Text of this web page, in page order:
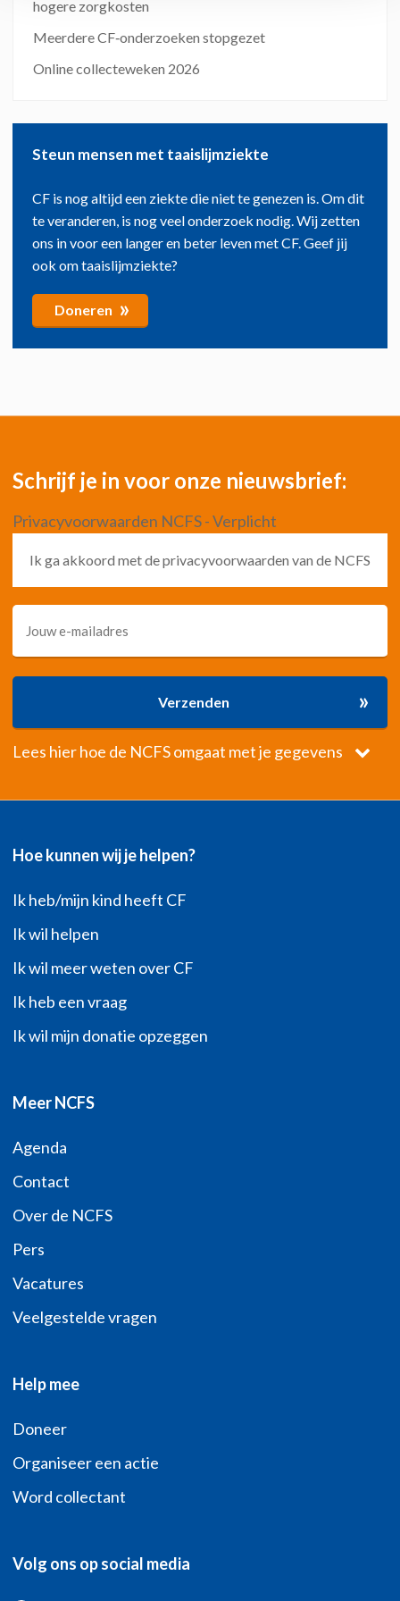
hogere zorgkosten
Meerdere CF‑onderzoeken stopgezet
Online collecteweken 2026
Steun mensen met taaislijmziekte
CF is nog altijd een ziekte die niet te genezen is. Om dit
te veranderen, is nog veel onderzoek nodig. Wij zetten
ons in voor een langer en beter leven met CF. Geef jij
ook om taaislijmziekte?
Doneren »
Schrijf je in voor onze nieuwsbrief:
Privacyvoorwaarden NCFS - Verplicht
Ik ga akkoord met de privacyvoorwaarden van de NCFS
Verzenden »
Lees hier hoe de NCFS omgaat met je gegevens
Hoe kunnen wij je helpen?
Ik heb/mijn kind heeft CF
Ik wil helpen
Ik wil meer weten over CF
Ik heb een vraag
Ik wil mijn donatie opzeggen
Meer NCFS
Agenda
Contact
Over de NCFS
Pers
Vacatures
Veelgestelde vragen
Help mee
Doneer
Organiseer een actie
Word collectant
Volg ons op social media